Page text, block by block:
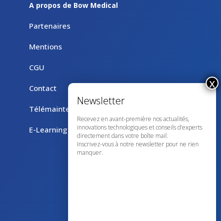
A propos de Bow Medical
Partenaires
Mentions
CGU
Contact
Télémaintenance avec TeamViewer
E-Learning
Recevez en avant-première nos actualités,
innovations technologiques et conseils d’experts
directement dans votre boîte mail.
Inscrivez-vous à notre newsletter pour ne rien
manquer.